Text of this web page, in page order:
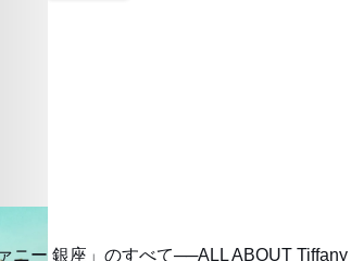
ニー 銀座」のすべて──ALL ABOUT